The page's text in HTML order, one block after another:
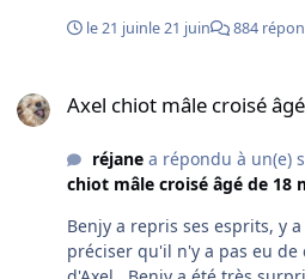
le 21 juinle 21 juin 884
Axel chiot mâle croisé
réjanea répondu à un(e)
chiot mâle croisé âgé de 18
Benjy a repris ses esprits, y
préciser qu'il n'y a pas eu